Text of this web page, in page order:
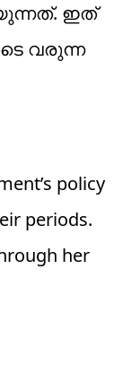
ഇത്
വരുന്ന
policy
periods.
her